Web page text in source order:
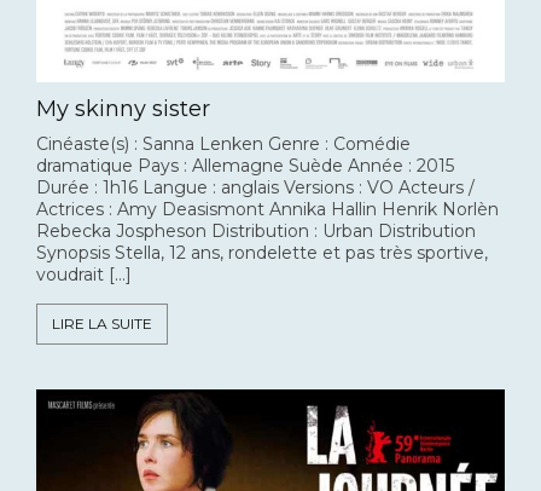
My skinny sister
Cinéaste(s) : Sanna Lenken Genre : Comédie
dramatique Pays : Allemagne Suède Année : 2015
Durée : 1h16 Langue : anglais Versions : VO Acteurs /
Actrices : Amy Deasismont Annika Hallin Henrik Norlèn
Rebecka Jospheson Distribution : Urban Distribution
Synopsis Stella, 12 ans, rondelette et pas très sportive,
voudrait […]
LIRE LA SUITE